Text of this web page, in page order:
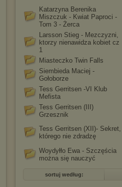
Katarzyna Berenika
Miszczuk - Kwiat Paproci -
Tom 3 - Żerca
Larsson Stieg - Mezczyzni,
ktorzy nienawidza kobiet cz
1
Miasteczko Twin Falls
Siembieda Maciej -
Gołoborze
Tess Gerritsen -VI Klub
Mefista
Tess Gerritsen (III)
Grzesznik
Tess Gerritsen (XII)- Sekret,
którego nie zdradzę
Woydyłło Ewa - Szczęścia
można się nauczyć
sortuj według: